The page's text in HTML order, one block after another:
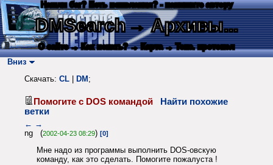
Нашли баг? Есть пожелания? - напишите автору
DMSearch→ Архивы...
О сайте → Как искать? → Карта → Текс. протокол
Вниз
Скачать: CL DM ;
Помогите с DOS командой
Найти похожие
ветки
← →
ng (2002-04-23 08:29) [0]
Мне надо из программы выполнить DOS-овскую
команду, как это сделать. Помогите пожалуста !